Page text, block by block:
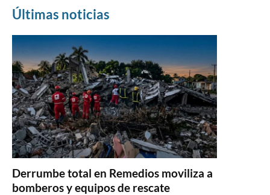
Últimas noticias
Derrumbe total en Remedios moviliza a
bomberos y equipos de rescate